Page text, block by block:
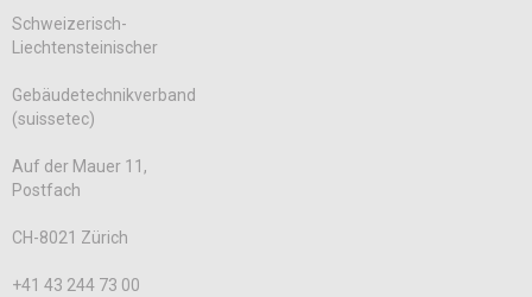
Schweizerisch-
Liechtensteinischer
Gebäudetechnikverband
(suissetec)
Auf der Mauer 11,
Postfach
CH-8021 Zürich
+41 43 244 73 00